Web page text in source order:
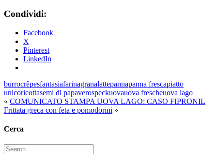
Condividi:
Facebook
X
Pinterest
LinkedIn
burrocrêpesfantasiafarinagranalattepannapanna frescapiatto
unicoricottasemi di papaverospeckuovauova frescheuova lago
« COMUNICATO STAMPA UOVA LAGO: CASO FIPRONIL
Frittata greca con feta e pomodorini »
Cerca
Search
for: